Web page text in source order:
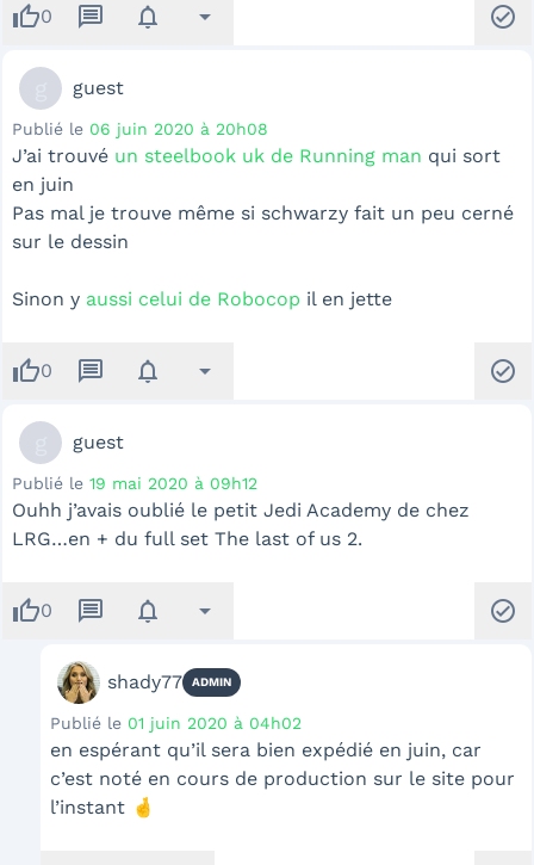
thumb_up0 message notifications arrow_drop_down check_circle
guest
Publié le 06 juin 2020 à 20h08
J’ai trouvé un steelbook uk de Running man qui sort
en juin
Pas mal je trouve même si schwarzy fait un peu cerné
sur le dessin
Sinon y aussi celui de Robocop il en jette
thumb_up0 message notifications arrow_drop_down check_circle
guest
Publié le 19 mai 2020 à 09h12
Ouhh j’avais oublié le petit Jedi Academy de chez
LRG…en + du full set The last of us 2.
thumb_up0 message notifications arrow_drop_down check_circle
shady77 ADMIN
Publié le 01 juin 2020 à 04h02
en espérant qu’il sera bien expédié en juin, car
c’est noté en cours de production sur le site pour
l’instant 🤞